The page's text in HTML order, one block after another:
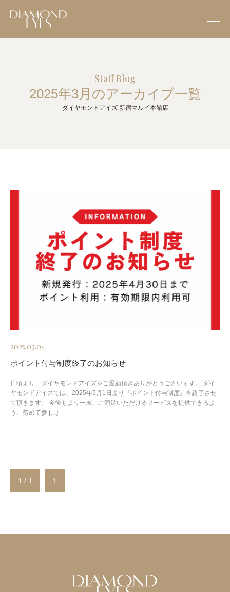
Staff Blog
2025年3月のアーカイブ一覧
ダイヤモンドアイズ 新宿マルイ本館店
2025.03.01
ポイント付与制度終了のお知らせ
日頃より、ダイヤモンドアイズをご愛顧頂きありがとうございます。 ダイ
ヤモンドアイズでは、2025年5月1日より『ポイント付与制度』を終了させ
て頂きます。 今後もより一層、ご満足いただけるサービスを提供できるよ
う、努めて参 […]
1 / 1 1